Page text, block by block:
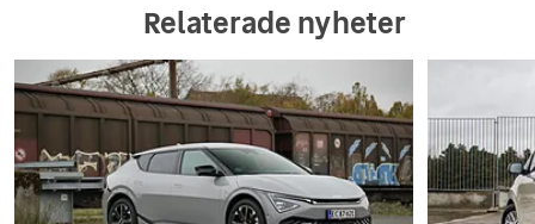
Relaterade nyheter